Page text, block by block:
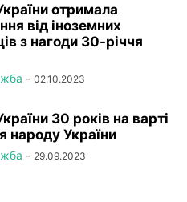
отримала
від іноземних
з нагоди 30-річчя
- 02.10.2023
30 років на варті
народу України
- 29.09.2023